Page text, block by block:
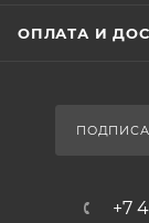
ОПЛАТА И
+7